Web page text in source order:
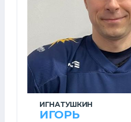
ИГНАТУШКИН
ИГОРЬ